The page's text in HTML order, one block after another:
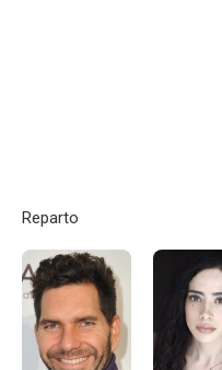
Reparto